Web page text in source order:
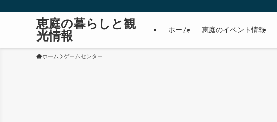
恵庭の暮らしと観
光情報
ホーム 恵庭のイベント情報
ホーム ゲームセンター